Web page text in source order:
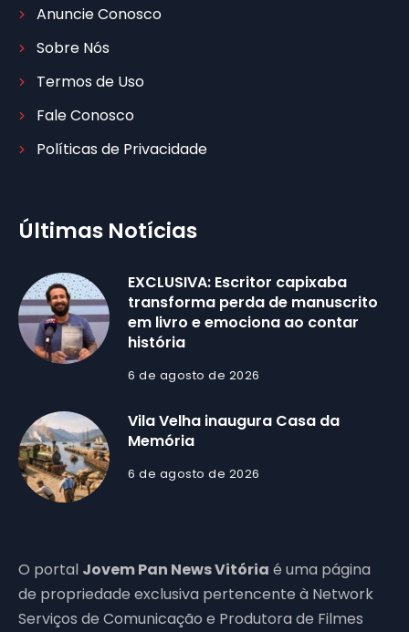
Anuncie Conosco
Sobre Nós
Termos de Uso
Fale Conosco
Políticas de Privacidade
Últimas Notícias
EXCLUSIVA: Escritor capixaba
transforma perda de manuscrito
em livro e emociona ao contar
história
6 de agosto de 2026
Vila Velha inaugura Casa da
Memória
6 de agosto de 2026
O portal Jovem Pan News Vitória é uma página
de propriedade exclusiva pertencente à Network
Serviços de Comunicação e Produtora de Filmes